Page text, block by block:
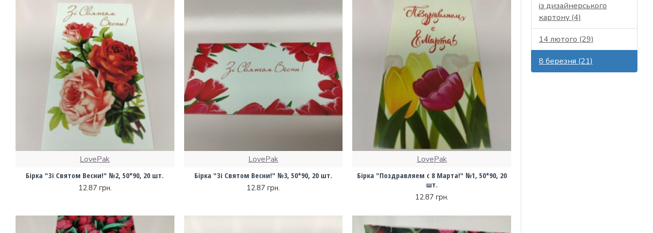
LovePak
Бірка "Зі Святом Весни!" №2, 50*90, 20 шт.
12.87 грн.
LovePak
Бірка "Зі Святом Весни!" №3, 50*90, 20 шт.
12.87 грн.
LovePak
Бірка "Поздравляем с 8 Марта!" №1, 50*90, 20
шт.
12.87 грн.
із дизайнерського
картону (4)
14 лютого (29)
8 березня (21)